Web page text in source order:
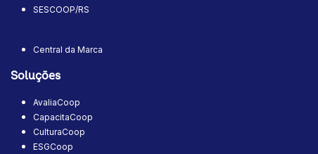
SESCOOP/RS
Central da Marca
Soluções
AvaliaCoop
CapacitaCoop
CulturaCoop
ESGCoop